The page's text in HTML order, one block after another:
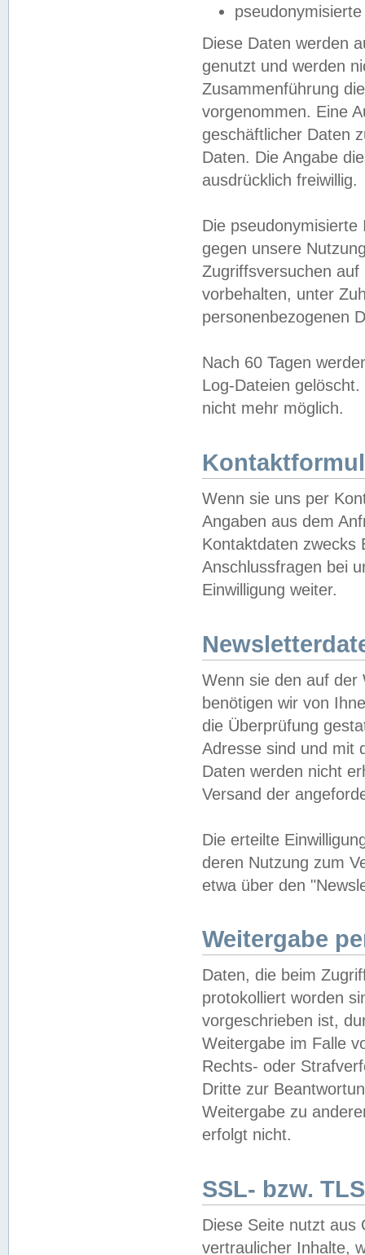
Diese Daten werden
genutzt und werden
Zusammenführung
vorgenommen. Eine
geschäftlicher Daten
Daten. Die Angabe
ausdrücklich freiwillig.
Die
gegen unsere
Zugriffsversuchen
vorbehalten, unter
personenbezogenen
Nach 60 Tagen
Log-Dateien
nicht mehr möglich.
Wenn sie uns per
Angaben aus dem
Kontaktdaten zwecks
Anschlussfragen bei
Einwilligung weiter.
Wenn sie den auf der
benötigen wir von
die Überprüfung
Adresse sind und mit
Daten werden nicht
Versand der
Die erteilte
deren Nutzung zum
etwa über den
Weitergabe
Daten, die beim
protokolliert worden
vorgeschrieben ist,
Weitergabe im Falle
Rechts- oder
Dritte zur
Weitergabe zu
erfolgt nicht.
SSL- bzw.
Diese Seite nutzt aus
vertraulicher Inhalte,